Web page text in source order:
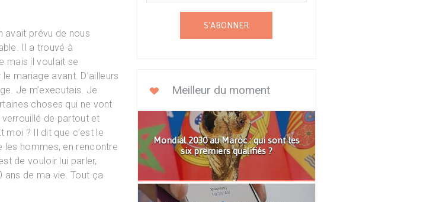
avait prévu de nous
Il a trouvé à
mais il voulait se
mariage avant. D’ailleurs
Je m’executais. Je
choses qui ne vont
de partout et
moi ? Il dit que c’est le
les hommes, en rencontre
de vouloir lui parler,
ans de ma vie. Tout ça
S'ABONNER
Meilleur du moment
Mondial 2030 au Maroc : qui sont les
six premiers qualifiés ?